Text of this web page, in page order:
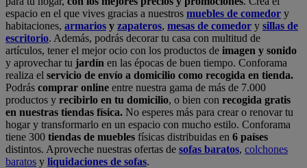
espacio en el que vives gracias a nuestros muebles de comedor y
habitaciones, armarios y zapateros, mesas de comedor y sillas de
escritorio. Además, podrás decorar tu casa con multitud de
artículos, tener el mejor ocio con los productos de imagen y sonido
y aprovechar tu jardín en las épocas de buen tiempo. Conforama
realiza el servicio de envío a domicilio como recogida en tienda.
Podrás comprar online entre nuestra gama de más de 7.000
productos y recibirlo en tu domicilio, o bien con recogida gratis
en nuestras tiendas física. No esperes más para crear o renovar tu
hogar y transformarlo en un espacio con mucho estilo. Conforama
tiene 300 tiendas de muebles físicas distribuidas en 6 países
distintos. Aproveche nuestras ofertas de sofas baratos, colchones
baratos y liquidaciones de sofas.